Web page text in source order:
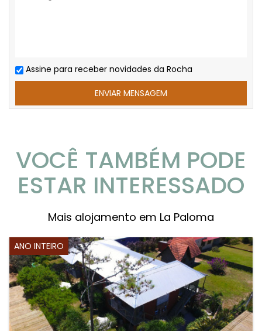
Assine para receber novidades da Rocha
VOCÊ TAMBÉM PODE
ESTAR INTERESSADO
Mais alojamento em La Paloma
ANO INTEIRO